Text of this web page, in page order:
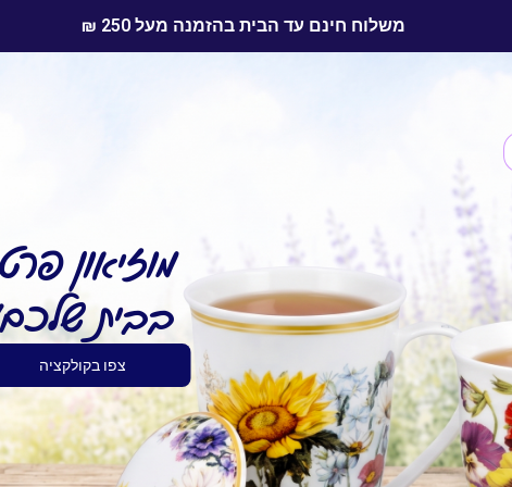
משלוח חינם עד הבית בהזמנה מעל 250 ₪
מוזיאון
בבית
צפו בקולקציה